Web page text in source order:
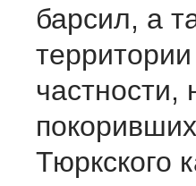
барсил, а
Тюркского